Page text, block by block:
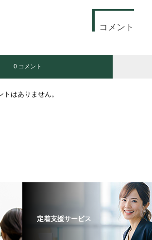
コメント
0 コメント
はありません。
定着支援サービス